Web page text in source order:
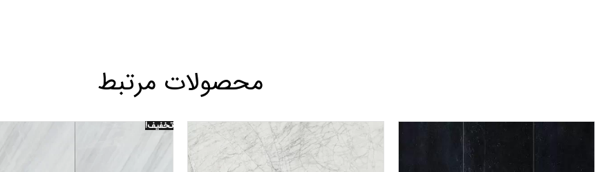
محصولات مرتبط
تخفیف!